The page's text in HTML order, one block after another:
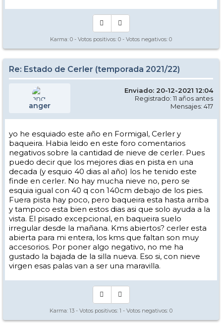
Karma: 0 - Votos positivos: 0 - Votos negativos: 0
Re: Estado de Cerler (temporada 2021/22)
anger
Enviado: 20-12-2021 12:04
Registrado: 11 años antes
Mensajes: 417
yo he esquiado este año en Formigal, Cerler y
baqueira. Habia leido en este foro comentarios
negativos sobre la cantidad de nieve de cerler. Pues
puedo decir que los mejores dias en pista en una
decada (y esquio 40 dias al año) los he tenido este
finde en cerler. No hay mucha nieve no, pero se
esquia igual con 40 q con 140cm debajo de los pies.
Fuera pista hay poco, pero baqueira esta hasta arriba
y tampoco esta bien estos dias asi que solo ayuda a la
vista. El pisado excepcional, en baqueira suelo
irregular desde la mañana. Kms abiertos? cerler esta
abierta para mi entera, los kms que faltan son muy
accesorios. Por poner algo negativo, no me ha
gustado la bajada de la silla nueva. Eso si, con nieve
virgen esas palas van a ser una maravilla.
Karma: 13 - Votos positivos: 1 - Votos negativos: 0